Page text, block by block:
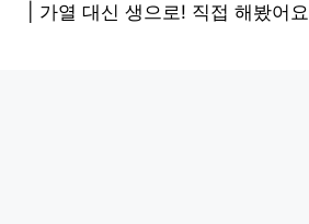
| 가열 대신 생으로! 직접 해봤어요